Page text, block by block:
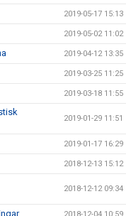
2019-05-17 15:13
2019-05-02 11:02
2019-04-12 13:35
2019-03-25 11:25
2019-03-18 11:55
2019-01-29 11:51
2019-01-17 16:29
2018-12-13 15:12
2018-12-12 09:34